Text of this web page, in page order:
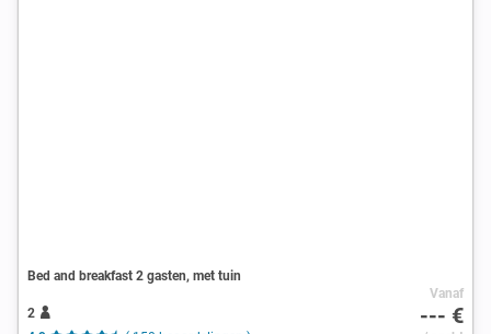
Bed and breakfast 2 gasten, met tuin
2
Vanaf
--- €